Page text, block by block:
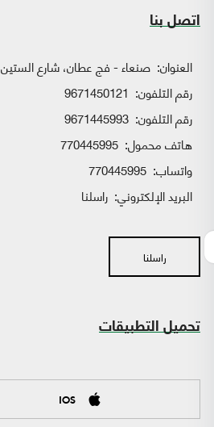
اتصل بنا
العنوان: صنعاء - فج عطان، شارع الستين
رقم التلفون: 9671450121
رقم التلفون: 9671445993
هاتف محمول: 770445995
واتساب:
البريد الإلكتروني: راسلنا
راسلنا
تحميل التطبيقات
IOS